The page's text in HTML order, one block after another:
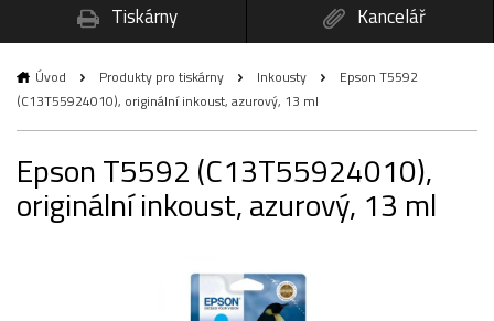
Tiskárny
Kancelář
Úvod Produkty pro tiskárny Inkousty
Epson T5592
(C13T55924010), originální inkoust, azurový, 13 ml
Epson T5592 (C13T55924010),
originální inkoust, azurový, 13 ml